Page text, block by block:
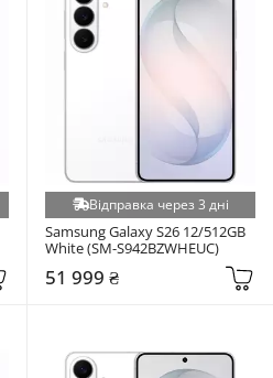
Відправка через 3 дні
Samsung Galaxy S26 12/512GB
White (SM-S942BZWHEUC)
51 999 ₴